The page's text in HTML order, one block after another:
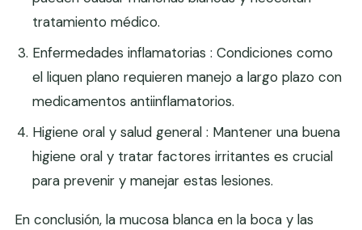
tratamiento médico.
Enfermedades inflamatorias : Condiciones como
el liquen plano requieren manejo a largo plazo con
medicamentos antiinflamatorios.
Higiene oral y salud general : Mantener una buena
higiene oral y tratar factores irritantes es crucial
para prevenir y manejar estas lesiones.
En conclusión, la mucosa blanca en la boca y las